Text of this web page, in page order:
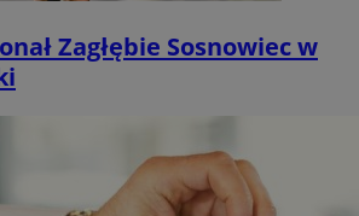
Zagłębie Sosnowiec w